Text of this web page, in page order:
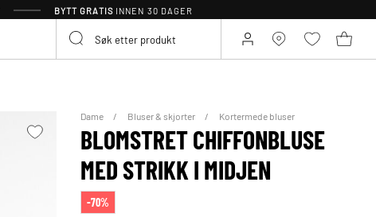
BYTT GRATISINNEN 30 DAGER
Dame Bluser & skjorter Kortermede bluser
BLOMSTRET CHIFFONBLUSE
MED STRIKK I MIDJEN
-70%